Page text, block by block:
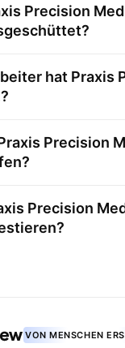
Precision
hat Praxis
?
Precision
Precision
VON MENSCHEN